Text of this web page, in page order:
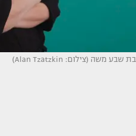
בת שבע משה (צילום: Alan Tzatzkin)